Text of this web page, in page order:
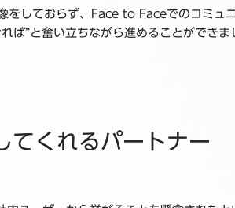
しておらず、Face to Faceでのコミュ
ば”と奮い立ちながら進めることができ
てくれるパートナー